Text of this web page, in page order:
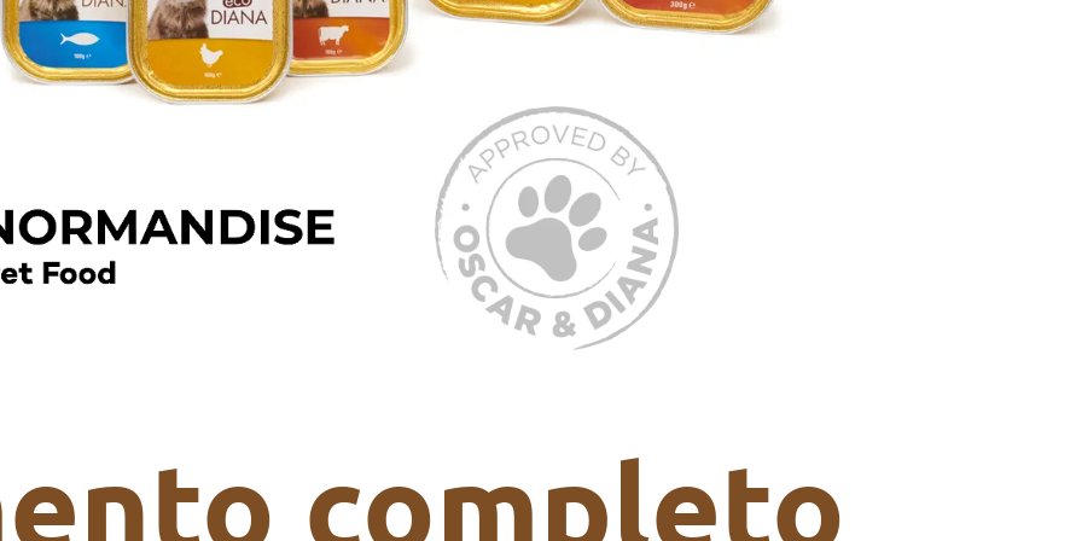
completo